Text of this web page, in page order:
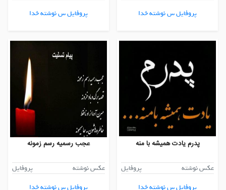
پروفایل س نوشته خدا
پروفایل س نوشته خدا
پدرم یادت همیشه با منه
عکس نوشته
پروفایل
پروفایل س نوشته خدا
عجب رسمیه رسم زمونه
عکس نوشته
پروفایل
پروفایل س نوشته خدا